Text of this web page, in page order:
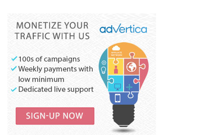
Digital Forensik
Menyeluruh